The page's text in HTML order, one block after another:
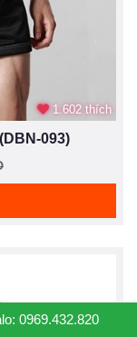
1.602 thích
093)
0969.432.820